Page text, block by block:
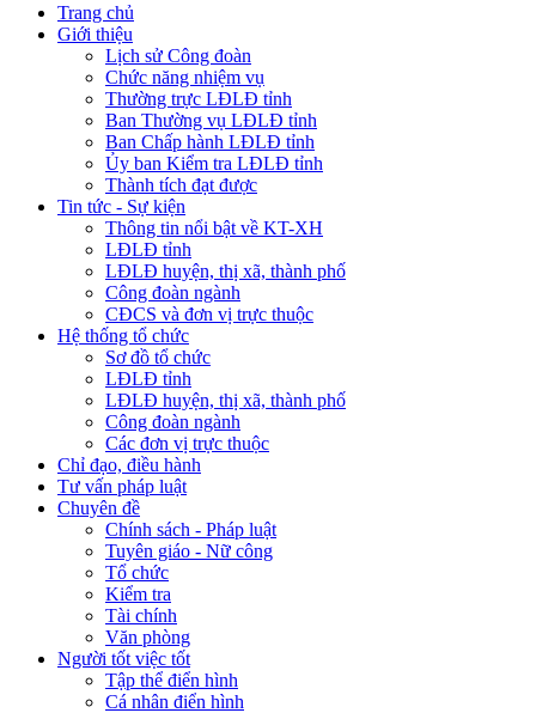
Trang chủ
Giới thiệu
Lịch sử Công đoàn
Chức năng nhiệm vụ
Thường trực LĐLĐ tỉnh
Ban Thường vụ LĐLĐ tỉnh
Ban Chấp hành LĐLĐ tỉnh
Ủy ban Kiểm tra LĐLĐ tỉnh
Thành tích đạt được
Tin tức - Sự kiện
Thông tin nổi bật về KT-XH
LĐLĐ tỉnh
LĐLĐ huyện, thị xã, thành phố
Công đoàn ngành
CĐCS và đơn vị trực thuộc
Hệ thống tổ chức
Sơ đồ tổ chức
LĐLĐ tỉnh
LĐLĐ huyện, thị xã, thành phố
Công đoàn ngành
Các đơn vị trực thuộc
Chỉ đạo, điều hành
Tư vấn pháp luật
Chuyên đề
Chính sách - Pháp luật
Tuyên giáo - Nữ công
Tổ chức
Kiểm tra
Tài chính
Văn phòng
Người tốt việc tốt
Tập thể điển hình
Cá nhân điển hình